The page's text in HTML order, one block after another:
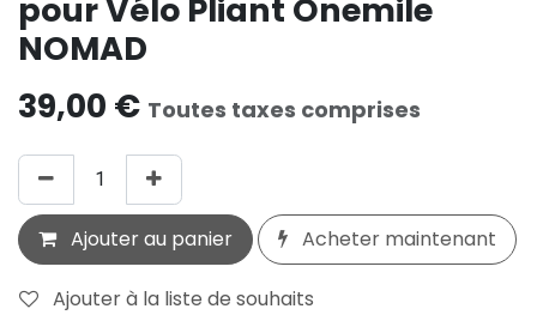
pour Vélo Pliant Onemile
NOMAD
39,00 € Toutes taxes comprises
Ajouter au panier Acheter maintenant
Ajouter à la liste de souhaits